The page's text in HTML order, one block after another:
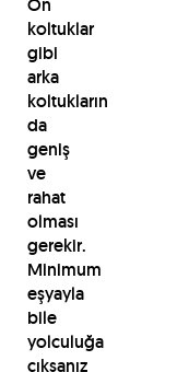
Ön
koltuklar
gibi
arka
koltukların
da
geniş
ve
rahat
olması
gerekir.
Minimum
eşyayla
bile
yolculuğa
çıksanız